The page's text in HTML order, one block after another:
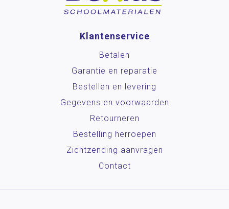
Klantenservice
Betalen
Garantie en reparatie
Bestellen en levering
Gegevens en voorwaarden
Retourneren
Bestelling herroepen
Zichtzending aanvragen
Contact